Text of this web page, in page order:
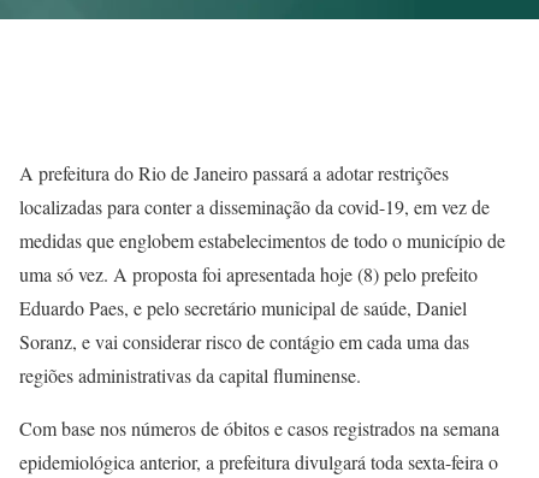
A prefeitura do Rio de Janeiro passará a adotar restrições
localizadas para conter a disseminação da covid-19, em vez de
medidas que englobem estabelecimentos de todo o município de
uma só vez. A proposta foi apresentada hoje (8) pelo prefeito
Eduardo Paes, e pelo secretário municipal de saúde, Daniel
Soranz, e vai considerar risco de contágio em cada uma das
regiões administrativas da capital fluminense.
Com base nos números de óbitos e casos registrados na semana
epidemiológica anterior, a prefeitura divulgará toda sexta-feira o